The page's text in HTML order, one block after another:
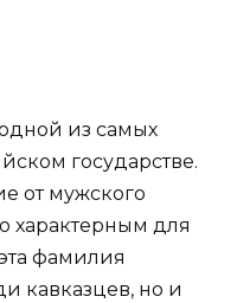
из самых
государстве.
от мужского
характерным для
фамилия
кавказцев, но и